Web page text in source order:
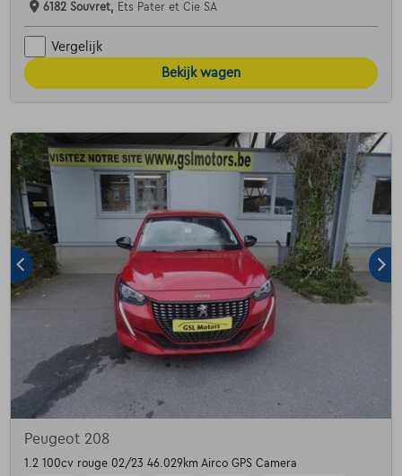
6182 Souvret, Ets Pater et Cie SA
Vergelijk
Bekijk wagen
Peugeot 208
1.2 100cv rouge 02/23 46.029km Airco GPS Camera